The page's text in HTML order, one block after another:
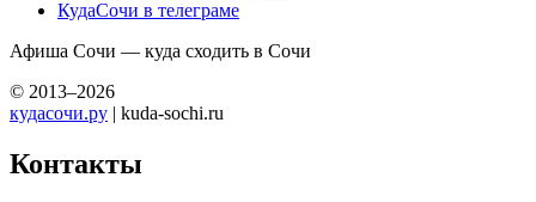
КудаСочи в телеграме
Афиша Сочи — куда сходить в Сочи
© 2013–2026
кудасочи.ру | kuda-sochi.ru
Контакты